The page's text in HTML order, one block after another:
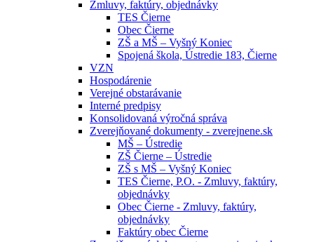
Zmluvy, faktúry, objednávky
TES Čierne
Obec Čierne
ZŠ a MŠ – Vyšný Koniec
Spojená škola, Ústredie 183, Čierne
VZN
Hospodárenie
Verejné obstarávanie
Interné predpisy
Konsolidovaná výročná správa
Zverejňované dokumenty - zverejnene.sk
MŠ – Ústredie
ZŠ Čierne – Ústredie
ZŠ s MŠ – Vyšný Koniec
TES Čierne, P.O. - Zmluvy, faktúry,
objednávky
Obec Čierne - Zmluvy, faktúry,
objednávky
Faktúry obec Čierne